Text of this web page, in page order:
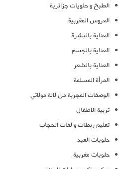
الطبخ و حلويات جزائرية
العروس المغربية
العناية بالبشرة
العناية بالجسم
العناية بالشعر
المرأة المسلمة
الوصفات المجربة من لالة مولاتي
تربية الاطفال
تعليم ربطات و لفات الحجاب
حلويات العيد
حلويات مغربية